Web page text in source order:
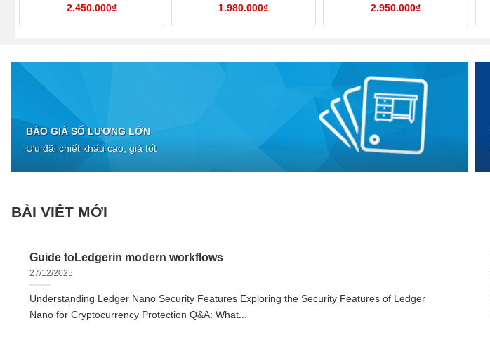
2.450.000₫ 1.980.000₫ 2.950.000₫
BÁO GIÁ SỐ LƯỢNG LỚN
Ưu đãi chiết khấu cao, giá tốt
BÀI VIẾT MỚI
Guide toLedgerin modern workflows
27/12/2025
Understanding Ledger Nano Security Features Exploring the Security Features of Ledger
Nano for Cryptocurrency Protection Q&A: What...